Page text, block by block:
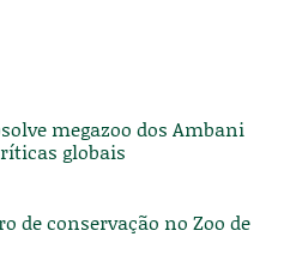
megazoo dos Ambani
globais
de conservação no Zoo de